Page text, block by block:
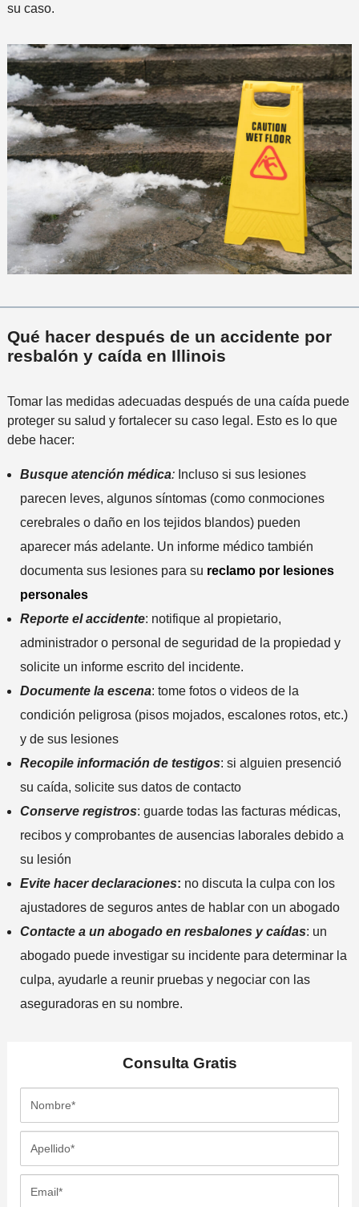
su caso.
Qué hacer después de un accidente por
resbalón y caída en Illinois
Tomar las medidas adecuadas después de una caída puede
proteger su salud y fortalecer su caso legal. Esto es lo que
debe hacer:
Busque atención médica:Incluso si sus lesiones
parecen leves, algunos síntomas (como conmociones
cerebrales o daño en los tejidos blandos) pueden
aparecer más adelante. Un informe médico también
documenta sus lesiones para su reclamo por lesiones
personales
Reporte el accidente: notifique al propietario,
administrador o personal de seguridad de la propiedad y
solicite un informe escrito del incidente.
Documente la escena: tome fotos o videos de la
condición peligrosa (pisos mojados, escalones rotos, etc.)
y de sus lesiones
Recopile información de testigos: si alguien presenció
su caída, solicite sus datos de contacto
Conserve registros: guarde todas las facturas médicas,
recibos y comprobantes de ausencias laborales debido a
su lesión
Evite hacer declaraciones: no discuta la culpa con los
ajustadores de seguros antes de hablar con un abogado
Contacte a un abogado en resbalones y caídas: un
abogado puede investigar su incidente para determinar la
culpa, ayudarle a reunir pruebas y negociar con las
aseguradoras en su nombre.
Consulta Gratis
m
r
e